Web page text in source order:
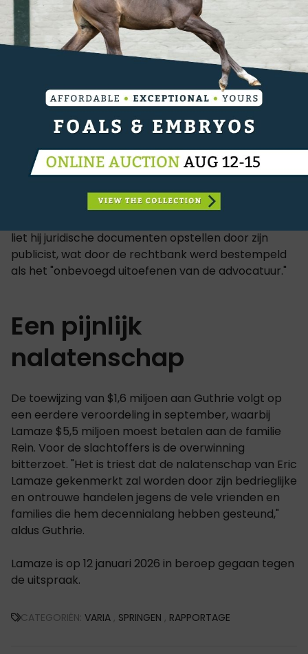
Procedurele Valstrik?
De verdediging van Lamaze, aangevoerd door
publicist Pascal Renauldon, houdt vol dat de ruiter
het slachtoffer is van een "procedurele valstrik." Zij
stellen dat Lamaze geen advocaat kon betalen voor
zijn bedrijven (zoals Torrey Pines Stables) omdat de
rechtbank zijn tegoeden in 2023 had bevroren.
De rechter wees dit argument echter van de hand
en stelde dat Lamaze ruim tien maanden de tijd had
liet hij juridische documenten opstellen door zijn
publicist, wat door de rechtbank werd bestempeld
als het "onbevoegd uitoefenen van de advocatuur."
Een pijnlijk
nalatenschap
De toewijzing van $1,6 miljoen aan Guthrie volgt op
een eerdere veroordeling in september, waarbij
Lamaze $5,5 miljoen moest betalen aan de familie
Rein. Voor de slachtoffers is de overwinning
bitterzoet. "Het is triest dat de nalatenschap van Eric
Lamaze gekenmerkt zal worden door zijn bedrieglijke
en ontrouwe handelen jegens de vele vrienden en
families die hem decennialang hebben gesteund,"
aldus Guthrie.
Lamaze is op 12 januari 2026 in beroep gegaan tegen
de uitspraak.
CATEGORIËN: VARIA , SPRINGEN , RAPPORTAGE